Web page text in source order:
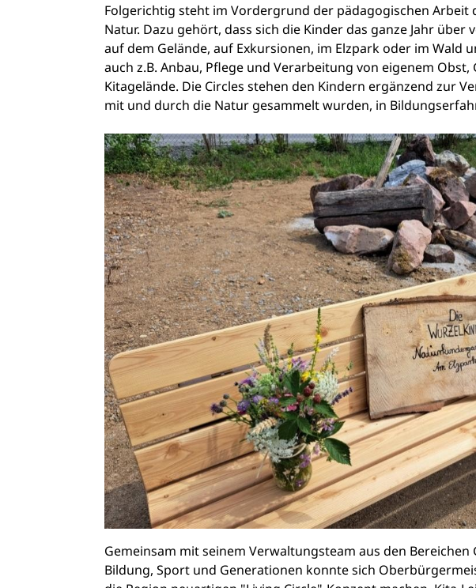
Folgerichtig steht im Vordergrund der pädagogischen Arbeit
Natur. Dazu gehört, dass sich die Kinder das ganze Jahr
auf dem Gelände, auf Exkursionen, im Elzpark oder im Wald
auch z.B. Anbau, Pflege und Verarbeitung von eigenem
Kitagelände. Die Circles stehen den Kindern ergänzend zur
mit und durch die Natur gesammelt wurden, in
Gemeinsam mit seinem Verwaltungsteam aus den
Bildung, Sport und Generationen konnte sich